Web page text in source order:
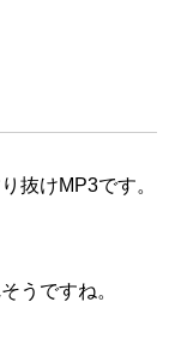
抜けMP3です。
うですね。